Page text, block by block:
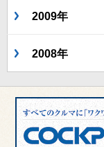
2009年
2008年